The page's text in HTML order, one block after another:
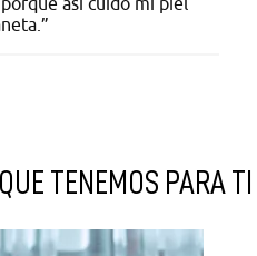
TENEMOS PARA TI